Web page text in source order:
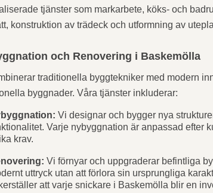
tjänster som markarbete, köks- och
konstruktion av trädeck och utformning av
och Renovering i Baskemölla
traditionella byggtekniker med modern
byggnader. Våra tjänster inkluderar:
Vi designar och bygger nya
Varje nybyggnation är anpassad efter
krav.
Vi förnyar och uppgraderar befintliga
uttryck utan att förlora sin ursprungliga
att varje snickare i Baskemölla blir en